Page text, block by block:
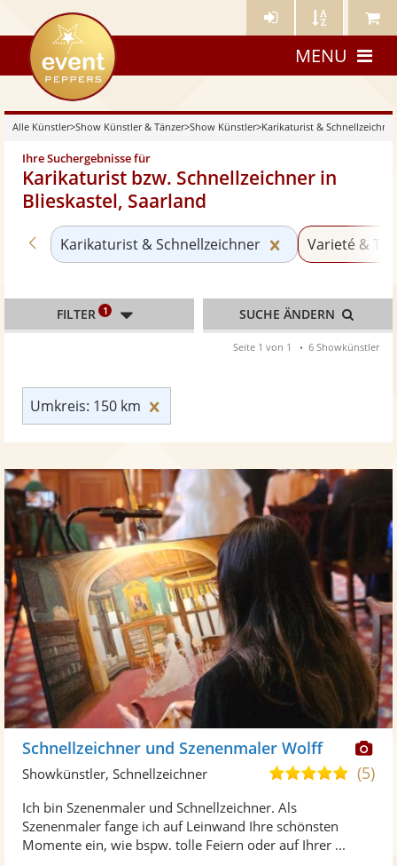
Künstler- Künstler Meine
eventpeppers
MENU
Alle Künstler>Show Künstler & Tänzer>Show Künstler>Karikaturist & Schnellzeichner
Ihre Suchergebnisse für
Karikaturist bzw. Schnellzeichner in
Blieskastel, Saarland
Zurück zu «Show Künstler»
Karikaturist & Schnellzeichner Kategorie
Varieté &
Umkreis: 150 km
FILTER 1 SUCHE ÄNDERN
Seite 1 von 1 6 Showkünstler
Schnellzeichner und Szenenmaler Wolff
5,0(5)
Showkünstler, Schnellzeichner
Ich bin Szenenmaler und Schnellzeichner. Als
Szenenmaler fange ich auf Leinwand Ihre schönsten
Momente ein, wie bspw. tolle Feiern oder auf Ihrer ...